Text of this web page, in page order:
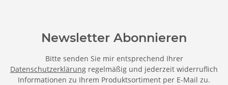
Newsletter Abonnieren
Bitte senden Sie mir entsprechend Ihrer
Datenschutzerklärung regelmäßig und jederzeit widerruflich
Informationen zu Ihrem Produktsortiment per E-Mail zu.